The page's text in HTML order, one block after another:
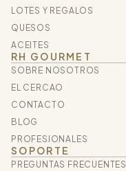
LOTES Y REGALOS
QUESOS
ACEITES
RH GOURMET
SOBRE NOSOTROS
EL CERCAO
CONTACTO
BLOG
PROFESIONALES
SOPORTE
PREGUNTAS FRECUENTES